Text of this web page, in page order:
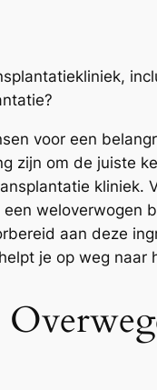
voor een
zijn om de juiste
weloverwogen
aan deze
je op weg